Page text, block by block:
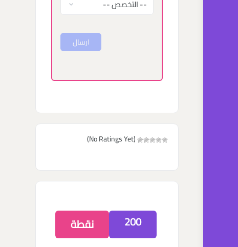
ارسال
(No Ratings Yet)
200 نقطة